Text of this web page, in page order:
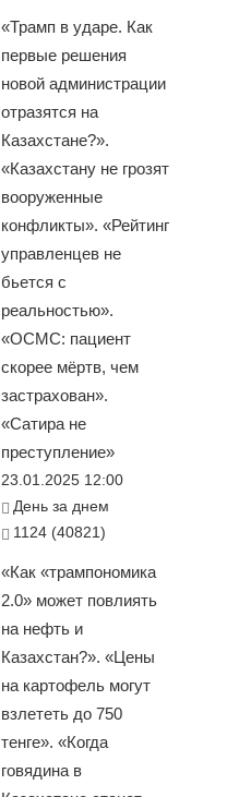
«Трамп в ударе. Как
первые решения
новой администрации
отразятся на
Казахстане?».
«Казахстану не грозят
вооруженные
конфликты». «Рейтинг
управленцев не
бьется с
реальностью».
«ОСМС: пациент
скорее мёртв, чем
застрахован».
«Сатира не
преступление»
23.01.2025 12:00
День за днем
1124 (40821)
«Как «трампономика
2.0» может повлиять
на нефть и
Казахстан?». «Цены
на картофель могут
взлететь до 750
тенге». «Когда
говядина в